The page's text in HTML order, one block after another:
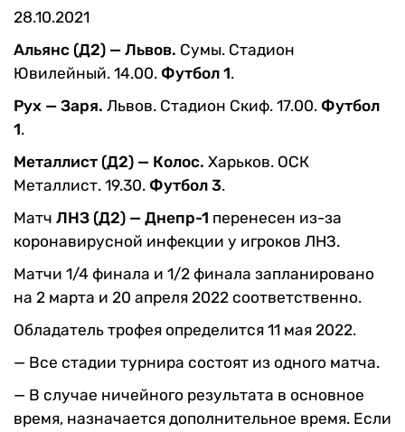
28.10.2021
Альянс (Д2) — Львов. Сумы. Стадион
Ювилейный. 14.00. Футбол 1.
Рух — Заря. Львов. Стадион Скиф. 17.00. Футбол
1.
Металлист (Д2) — Колос. Харьков. ОСК
Металлист. 19.30. Футбол 3.
Матч ЛНЗ (Д2) — Днепр-1 перенесен из-за
коронавирусной инфекции у игроков ЛНЗ.
Матчи 1/4 финала и 1/2 финала запланировано
на 2 марта и 20 апреля 2022 соответственно.
Обладатель трофея определится 11 мая 2022.
— Все стадии турнира состоят из одного матча.
— В случае ничейного результата в основное
время, назначается дополнительное время. Если